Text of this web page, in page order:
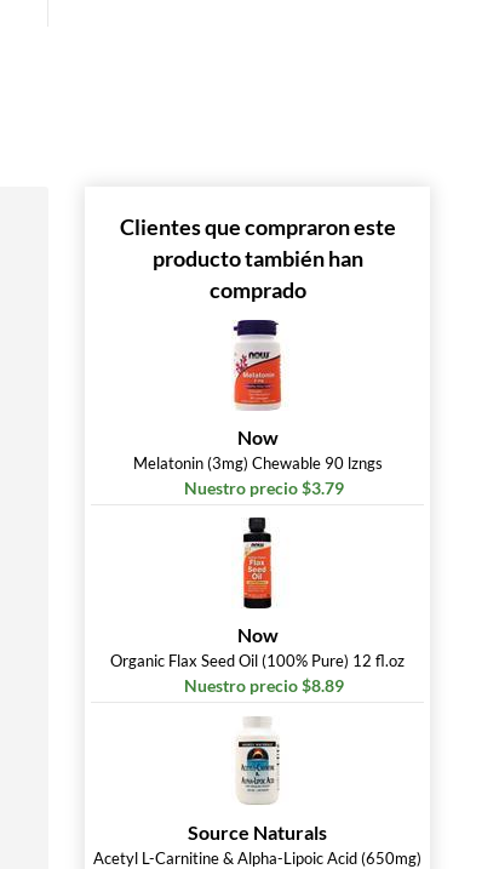
Clientes que compraron este
producto también han
comprado
Now
Melatonin (3mg) Chewable 90 lzngs
Nuestro precio $3.79
Now
Organic Flax Seed Oil (100% Pure) 12 fl.oz
Nuestro precio $8.89
Source Naturals
Acetyl L-Carnitine & Alpha-Lipoic Acid (650mg)